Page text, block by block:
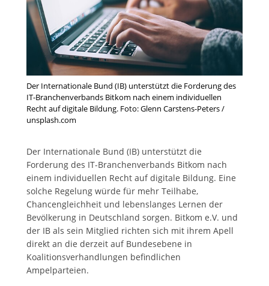
Der Internationale Bund (IB) unterstützt die Forderung des
IT-Branchenverbands Bitkom nach einem individuellen
Recht auf digitale Bildung. Foto: Glenn Carstens-Peters /
unsplash.com
Der Internationale Bund (IB) unterstützt die
Forderung des IT-Branchenverbands Bitkom nach
einem individuellen Recht auf digitale Bildung. Eine
solche Regelung würde für mehr Teilhabe,
Chancengleichheit und lebenslanges Lernen der
Bevölkerung in Deutschland sorgen. Bitkom e.V. und
der IB als sein Mitglied richten sich mit ihrem Apell
direkt an die derzeit auf Bundesebene in
Koalitionsverhandlungen befindlichen
Ampelparteien.